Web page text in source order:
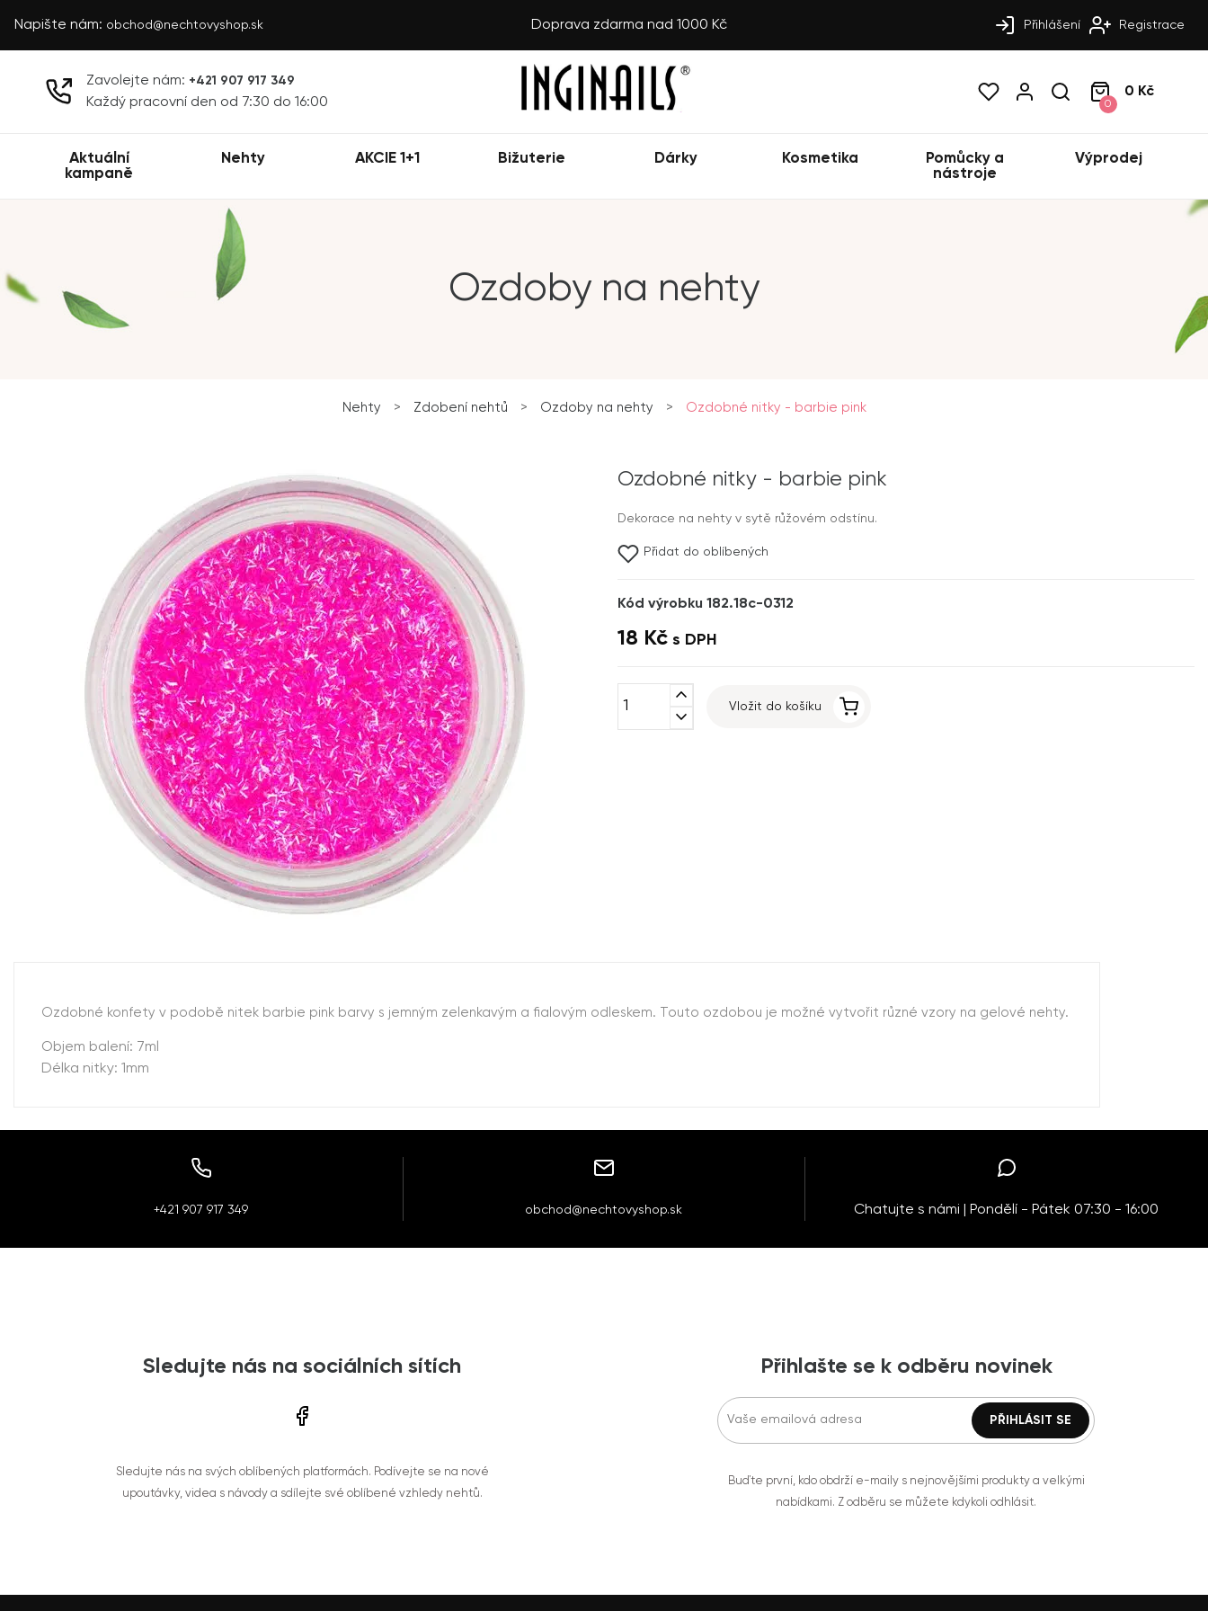
Napište nám: obchod@nechtovyshop.sk Doprava zdarma nad 1000 Kč Přihlášení Registrace
Zavolejte nám: +421 907 917 349
Každý pracovní den od 7:30 do 16:00 0
0 Kč
Aktuální
kampaně
Nehty AKCIE 1+1 Bižuterie Dárky Kosmetika
Pomůcky a
nástroje
Výprodej
Ozdoby na nehty
Nehty > Zdobení nehtů > Ozdoby na nehty > Ozdobné nitky - barbie pink
Ozdobné nitky - barbie pink
Dekorace na nehty v sytě růžovém odstínu.
Přidat do oblíbených
Kód výrobku 182.18c-0312
18 Kč s DPH
expand_less
expand_more
Vložit do košíku
Ozdobné konfety v podobě nitek barbie pink barvy s jemným zelenkavým a fialovým odleskem. Touto ozdobou je možné vytvořit různé vzory na gelové nehty.
Objem balení: 7ml
Délka nitky: 1mm
+421 907 917 349 obchod@nechtovyshop.sk Chatujte s námi | Pondělí - Pátek 07:30 - 16:00
Sledujte nás na sociálních sítích
Sledujte nás na svých oblíbených platformách. Podívejte se na nové
upoutávky, videa s návody a sdílejte své oblíbené vzhledy nehtů.
Přihlašte se k odběru novinek
Buďte první, kdo obdrží e-maily s nejnovějšími produkty a velkými
nabídkami. Z odběru se můžete kdykoli odhlásit.